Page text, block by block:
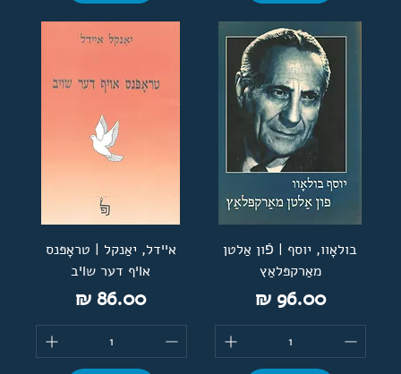
בולאָוו, יוסף | פֿון אַלטן
מאַרקפּלאַץ
מחיר‏96.00 ‏₪
אײדל, יאַנקל | טראָפּנס
אױף דער שױב
מחיר‏86.00 ‏₪